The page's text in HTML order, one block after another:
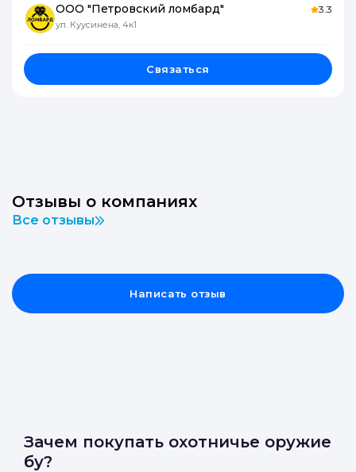
ООО "Петровский ломбард"
ул. Куусинена, 4к1
3.3
Связаться
Отзывы о компаниях
Все отзывы
Написать отзыв
Зачем покупать охотничье оружие
бу?